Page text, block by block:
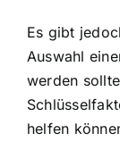
Es gibt
Auswahl
werden
helfen